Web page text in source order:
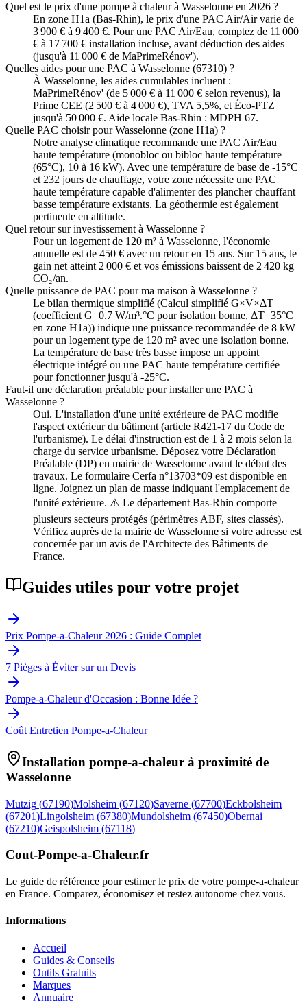
Quel est le prix d'une pompe à chaleur à Wasselonne en 2026 ?
En zone H1a (Bas-Rhin), le prix d'une PAC Air/Air varie de
3 900 € à 9 400 €. Pour une PAC Air/Eau, comptez de 11 000
€ à 17 700 € installation incluse, avant déduction des aides
(jusqu'à 11 000 € de MaPrimeRénov').
Quelles aides pour une PAC à Wasselonne (67310) ?
À Wasselonne, les aides cumulables incluent :
MaPrimeRénov' (de 5 000 € à 11 000 € selon revenus), la
Prime CEE (2 500 € à 4 000 €), TVA 5,5%, et Éco-PTZ
jusqu'à 50 000 €. Aide locale Bas-Rhin : MDPH 67.
Quelle PAC choisir pour Wasselonne (zone H1a) ?
Notre analyse climatique recommande une PAC Air/Eau
haute température (monobloc ou bibloc haute température
(65°C), 10 à 16 kW). Avec une température de base de -15°C
et 232 jours de chauffage, votre zone nécessite une PAC
haute température capable d'alimenter des plancher chauffant
basse température existants. La géothermie est également
pertinente en altitude.
Quel retour sur investissement à Wasselonne ?
Pour un logement de 120 m² à Wasselonne, l'économie
annuelle est de 450 € avec un retour en 15 ans. Sur 15 ans, le
gain net atteint 2 000 € et vos émissions baissent de 2 420 kg
CO₂/an.
Quelle puissance de PAC pour ma maison à Wasselonne ?
Le bilan thermique simplifié (Calcul simplifié G×V×ΔT
(coefficient G=0.7 W/m³.°C pour isolation bonne, ΔT=35°C
en zone H1a)) indique une puissance recommandée de 8 kW
pour un logement type de 120 m² avec une isolation bonne.
La température de base très basse impose un appoint
électrique intégré ou une PAC haute température certifiée
pour fonctionner jusqu'à -25°C.
Faut-il une déclaration préalable pour installer une PAC à
Wasselonne ?
Oui. L'installation d'une unité extérieure de PAC modifie
l'aspect extérieur du bâtiment (article R421-17 du Code de
l'urbanisme). Le délai d'instruction est de 1 à 2 mois selon la
charge du service urbanisme. Déposez votre Déclaration
Préalable (DP) en mairie de Wasselonne avant le début des
travaux. Le formulaire Cerfa n°13703*09 est disponible en
ligne. Joignez un plan de masse indiquant l'emplacement de
l'unité extérieure. ⚠️ Le département Bas-Rhin comporte
plusieurs secteurs protégés (périmètres ABF, sites classés).
Vérifiez auprès de la mairie de Wasselonne si votre adresse est
concernée par un avis de l'Architecte des Bâtiments de
France.
Guides utiles pour votre projet
Prix Pompe-a-Chaleur 2026 : Guide Complet
7 Pièges à Éviter sur un Devis
Pompe-a-Chaleur d'Occasion : Bonne Idée ?
Coût Entretien Pompe-a-Chaleur
Installation pompe-a-chaleur à proximité de
Wasselonne
Mutzig (67190)Molsheim (67120)Saverne (67700)Eckbolsheim
(67201)Lingolsheim (67380)Mundolsheim (67450)Obernai
(67210)Geispolsheim (67118)
Cout-Pompe-a-Chaleur.fr
Le guide de référence pour estimer le prix de votre pompe-a-chaleur
en France. Comparez, économisez et restez autonome chez vous.
Informations
Accueil
Guides & Conseils
Outils Gratuits
Marques
Annuaire